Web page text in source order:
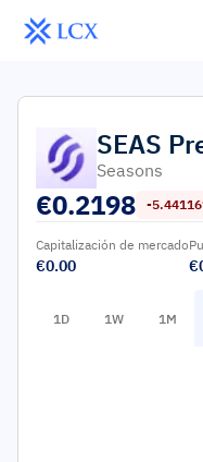
SEAS
Seasons
€0.2198 -
Capitalización de mercado
€0.00
1D 1W 1M